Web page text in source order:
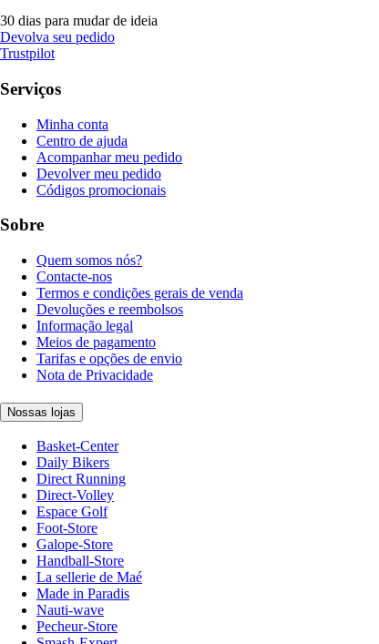
30 dias para mudar de ideia
Devolva seu pedido
Trustpilot
Serviços
Minha conta
Centro de ajuda
Acompanhar meu pedido
Devolver meu pedido
Códigos promocionais
Sobre
Quem somos nós?
Contacte-nos
Termos e condições gerais de venda
Devoluções e reembolsos
Informação legal
Meios de pagamento
Tarifas e opções de envio
Nota de Privacidade
Nossas lojas
Basket-Center
Daily Bikers
Direct Running
Direct-Volley
Espace Golf
Foot-Store
Galope-Store
Handball-Store
La sellerie de Maé
Made in Paradis
Nauti-wave
Pecheur-Store